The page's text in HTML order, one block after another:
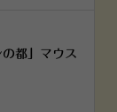
都」マウス